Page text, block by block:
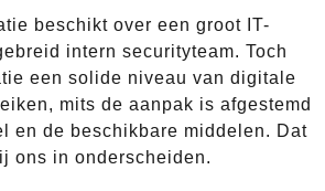
beschikt over een groot IT-
intern securityteam. Toch
een solide niveau van digitale
mits de aanpak is afgestemd
en de beschikbare middelen. Dat
ons in onderscheiden.